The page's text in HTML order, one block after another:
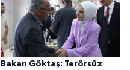
Bakan Göktaş: Terörsüz